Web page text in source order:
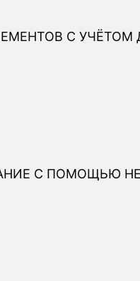
С УЧЁТОМ
С ПОМОЩЬЮ